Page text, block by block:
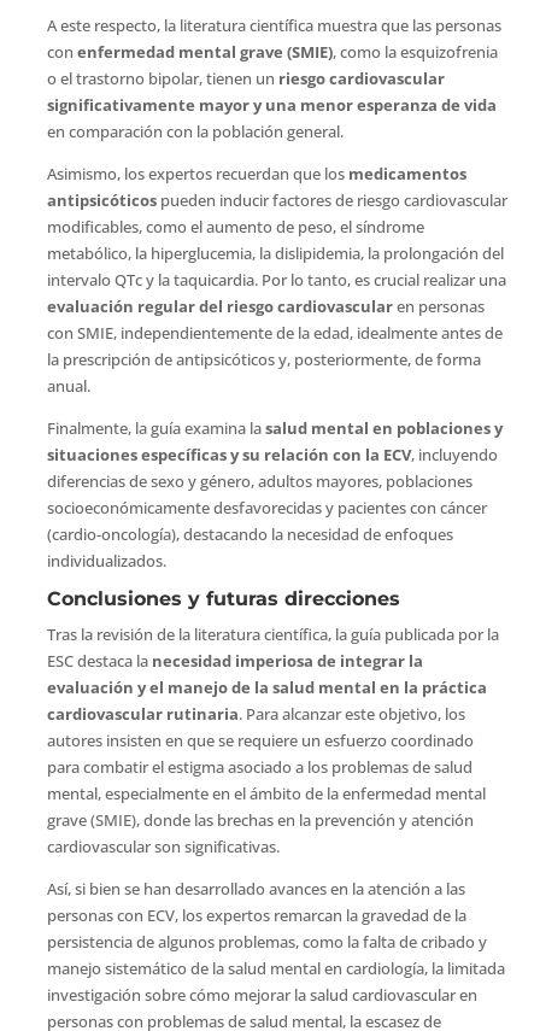
A este respecto, la literatura científica muestra que las personas
con enfermedad mental grave (SMIE), como la esquizofrenia
o el trastorno bipolar, tienen un riesgo cardiovascular
significativamente mayor y una menor esperanza de vida
en comparación con la población general.
Asimismo, los expertos recuerdan que los medicamentos
antipsicóticospueden inducir factores de riesgo cardiovascular
modificables, como el aumento de peso, el síndrome
metabólico, la hiperglucemia, la dislipidemia, la prolongación del
intervalo QTc y la taquicardia. Por lo tanto, es crucial realizar una
evaluación regular del riesgo cardiovascularen personas
con SMIE, independientemente de la edad, idealmente antes de
la prescripción de antipsicóticos y, posteriormente, de forma
anual.
Finalmente, la guía examina lasalud mental en poblaciones y
situaciones específicas y su relación con la ECV, incluyendo
diferencias de sexo y género, adultos mayores, poblaciones
socioeconómicamente desfavorecidas y pacientes con cáncer
(cardio-oncología), destacando la necesidad de enfoques
individualizados.
Conclusiones y futuras direcciones
Tras la revisión de la literatura científica, la guía publicada por la
ESC destaca la necesidad imperiosa de integrar la
evaluación y el manejo de la salud mental en la práctica
cardiovascular rutinaria. Para alcanzar este objetivo, los
autores insisten en que se requiere un esfuerzo coordinado
para combatir el estigma asociado a los problemas de salud
mental, especialmente en el ámbito de la enfermedad mental
grave (SMIE), donde las brechas en la prevención y atención
cardiovascular son significativas.
Así, si bien se han desarrollado avances en la atención a las
personas con ECV, los expertos remarcan la gravedad de la
persistencia de algunos problemas, como la falta de cribado y
manejo sistemático de la salud mental en cardiología, la limitada
investigación sobre cómo mejorar la salud cardiovascular en
personas con problemas de salud mental, la escasez de